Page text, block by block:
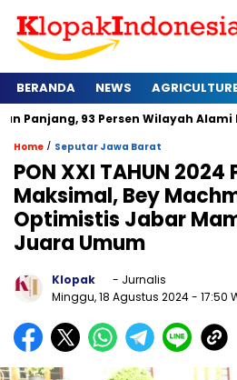
BERANDA NEWS
Persen Wilayah Alami Hujan di
Home / Seputar Jawa Barat
PON XXI TAHUN
Maksimal, Bey
Optimistis Jabar
Juara Umum
Klopak
- Jurnalis
Minggu, 18 Agustus 2024- 17:50